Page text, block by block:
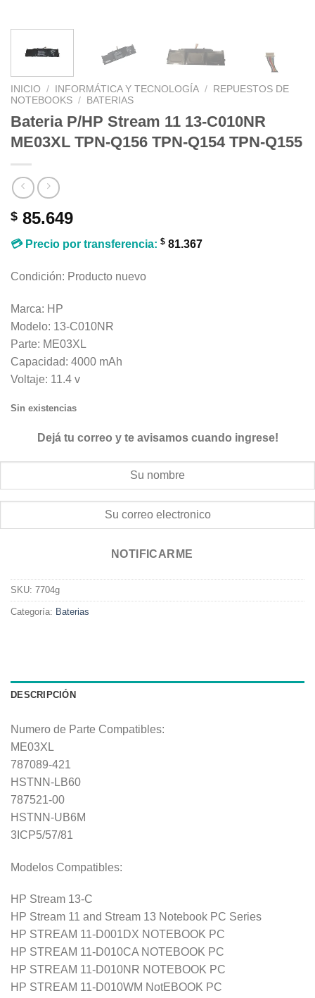
INICIO / INFORMÁTICA Y TECNOLOGÍA /
REPUESTOS DE
NOTEBOOKS / BATERIAS
Bateria P/HP Stream 11 13-C010NR
ME03XL TPN-Q156 TPN-Q154 TPN-Q155
$ 85.649
💳 Precio por transferencia: $ 81.367
Condición: Producto nuevo
Marca: HP
Modelo: 13-C010NR
Parte: ME03XL
Capacidad: 4000 mAh
Voltaje: 11.4 v
Sin existencias
Dejá tu correo y te avisamos cuando ingrese!
NOTIFICARME
SKU: 7704g
Categoría: Baterias
DESCRIPCIÓN
Numero de Parte Compatibles:
ME03XL
787089-421
HSTNN-LB60
787521-00
HSTNN-UB6M
3ICP5/57/81
Modelos Compatibles:
HP Stream 13-C
HP Stream 11 and Stream 13 Notebook PC Series
HP STREAM 11-D001DX NOTEBOOK PC
HP STREAM 11-D010CA NOTEBOOK PC
HP STREAM 11-D010NR NOTEBOOK PC
HP STREAM 11-D010WM NotEBOOK PC